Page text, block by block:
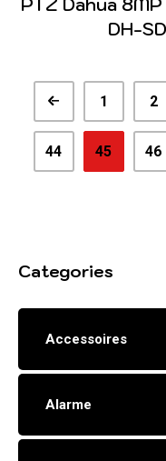
PTZ Dahua
DH-
1 2
44 45 46
Categories
Accessoires
Alarme